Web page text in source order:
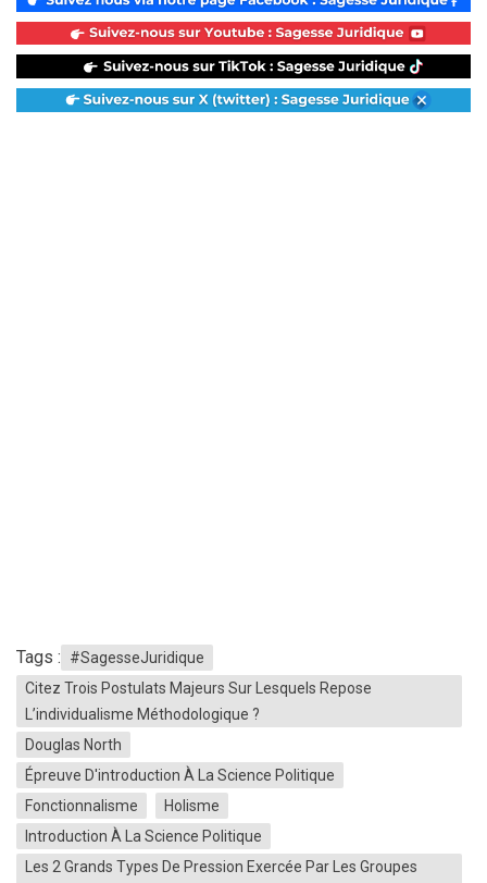
Tags :
#SagesseJuridique
Citez Trois Postulats Majeurs Sur Lesquels Repose
L’individualisme Méthodologique ?
Douglas North
Épreuve D'introduction À La Science Politique
Fonctionnalisme
Holisme
Introduction À La Science Politique
Les 2 Grands Types De Pression Exercée Par Les Groupes